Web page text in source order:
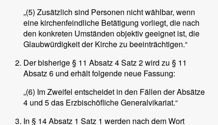
„(5) Zusätzlich sind Personen nicht wählbar, wenn
eine kirchenfeindliche Betätigung vorliegt, die nach
den konkreten Umständen objektiv geeignet ist, die
Glaubwürdigkeit der Kirche zu beeinträchtigen.“
Der bisherige § 11 Absatz 4 Satz 2 wird zu § 11
Absatz 6 und erhält folgende neue Fassung:
„(6) Im Zweifel entscheidet in den Fällen der Absätze
4 und 5 das Erzbischöfliche Generalvikariat.“
In § 14 Absatz 1 Satz 1 werden nach dem Wort